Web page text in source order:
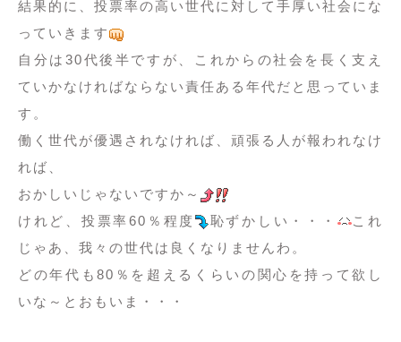
結果的に、投票率の高い世代に対して手厚い社会にな
っていきます
自分は30代後半ですが、これからの社会を長く支え
ていかなければならない責任ある年代だと思っていま
す。
働く世代が優遇されなければ、頑張る人が報われなけ
れば、
おかしいじゃないですか～
けれど、投票率60％程度
恥ずかしい・・・
これ
じゃあ、我々の世代は良くなりませんわ。
どの年代も80％を超えるくらいの関心を持って欲し
いな～とおもいま・・・